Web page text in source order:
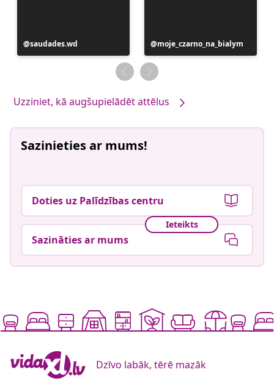
Ierakstu
publicējis
saudades.wd
Ierakstu
publicējis
moje_czarno_na_bialym
Uzziniet, kā augšupielādēt attēlus
Sazinieties ar mums!
Doties uz Palīdzības centru
Ieteikts
Sazināties ar mums
Dzīvo labāk, tērē mazāk